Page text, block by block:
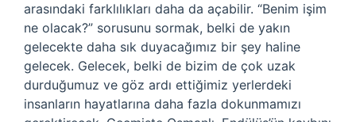
arasındaki farklılıkları daha da açabilir. “Benim işim
ne olacak?” sorusunu sormak, belki de yakın
gelecekte daha sık duyacağımız bir şey haline
gelecek. Gelecek, belki de bizim de çok uzak
durduğumuz ve göz ardı ettiğimiz yerlerdeki
insanların hayatlarına daha fazla dokunmamızı